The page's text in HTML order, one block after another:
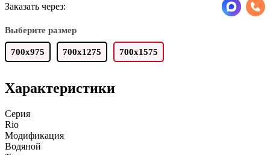
Заказать через:
Выберите размер
700х975 700х1275 700х1575
Характеристики
Серия
Rio
Модификация
Водяной